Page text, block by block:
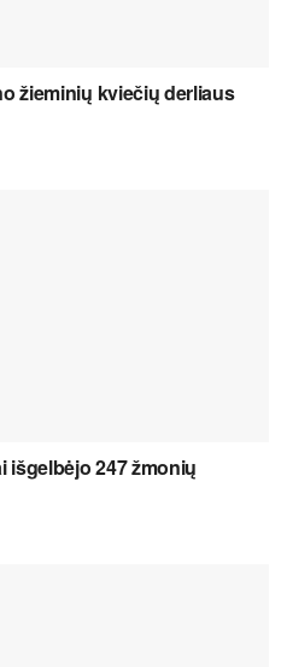
žieminių kviečių derliaus
išgelbėjo 247 žmonių